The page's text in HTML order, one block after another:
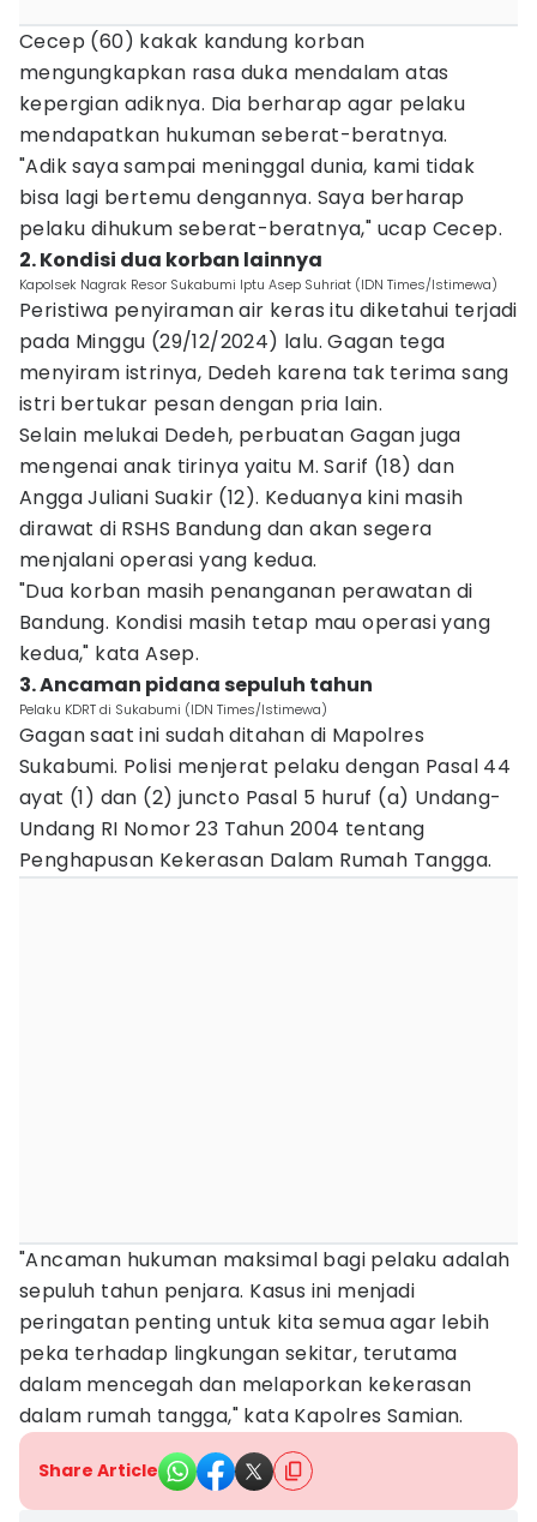
Cecep (60) kakak kandung korban
mengungkapkan rasa duka mendalam atas
kepergian adiknya. Dia berharap agar pelaku
mendapatkan hukuman seberat-beratnya.
"Adik saya sampai meninggal dunia, kami tidak
bisa lagi bertemu dengannya. Saya berharap
pelaku dihukum seberat-beratnya," ucap Cecep.
2. Kondisi dua korban lainnya
Kapolsek Nagrak Resor Sukabumi Iptu Asep Suhriat (IDN Times/Istimewa)
Peristiwa penyiraman air keras itu diketahui terjadi
pada Minggu (29/12/2024) lalu. Gagan tega
menyiram istrinya, Dedeh karena tak terima sang
istri bertukar pesan dengan pria lain.
Selain melukai Dedeh, perbuatan Gagan juga
mengenai anak tirinya yaitu M. Sarif (18) dan
Angga Juliani Suakir (12). Keduanya kini masih
dirawat di RSHS Bandung dan akan segera
menjalani operasi yang kedua.
"Dua korban masih penanganan perawatan di
Bandung. Kondisi masih tetap mau operasi yang
kedua," kata Asep.
3. Ancaman pidana sepuluh tahun
Pelaku KDRT di Sukabumi (IDN Times/Istimewa)
Gagan saat ini sudah ditahan di Mapolres
Sukabumi. Polisi menjerat pelaku dengan Pasal 44
ayat (1) dan (2) juncto Pasal 5 huruf (a) Undang-
Undang RI Nomor 23 Tahun 2004 tentang
Penghapusan Kekerasan Dalam Rumah Tangga.
"Ancaman hukuman maksimal bagi pelaku adalah
sepuluh tahun penjara. Kasus ini menjadi
peringatan penting untuk kita semua agar lebih
peka terhadap lingkungan sekitar, terutama
dalam mencegah dan melaporkan kekerasan
dalam rumah tangga," kata Kapolres Samian.
Share Article